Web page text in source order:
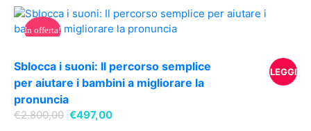
In offerta!
Sblocca i suoni: Il percorso semplice
per aiutare i bambini a migliorare la
pronuncia
€2.800,00 Il
€497,00Il
LEGGI